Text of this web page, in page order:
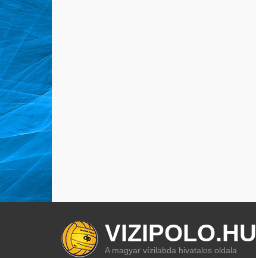
VIZIPOLO.HU
A magyar vízilabda hivatalos oldala